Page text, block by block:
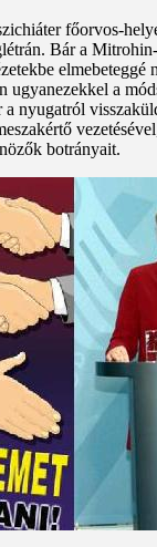
főorvos-
Bár a
ugyanezekkel a
nyugatról
botrányait.